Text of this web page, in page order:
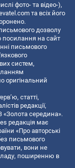
фото- та відео-),
та всіх його
дозволу
посилання на сайт
письмового
систем,
оригінальний
статті,
редакції,
«Золота середина».
редакція має
«Про авторські
письмового
вони не
поширенню в